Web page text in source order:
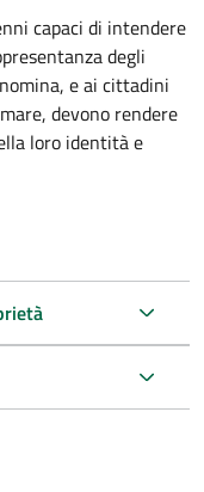
capaci di intendere
degli
e ai cittadini
devono rendere
loro identità e